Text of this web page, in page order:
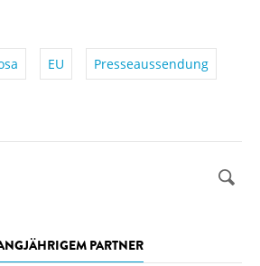
EU Presseaussendung
PARTNER